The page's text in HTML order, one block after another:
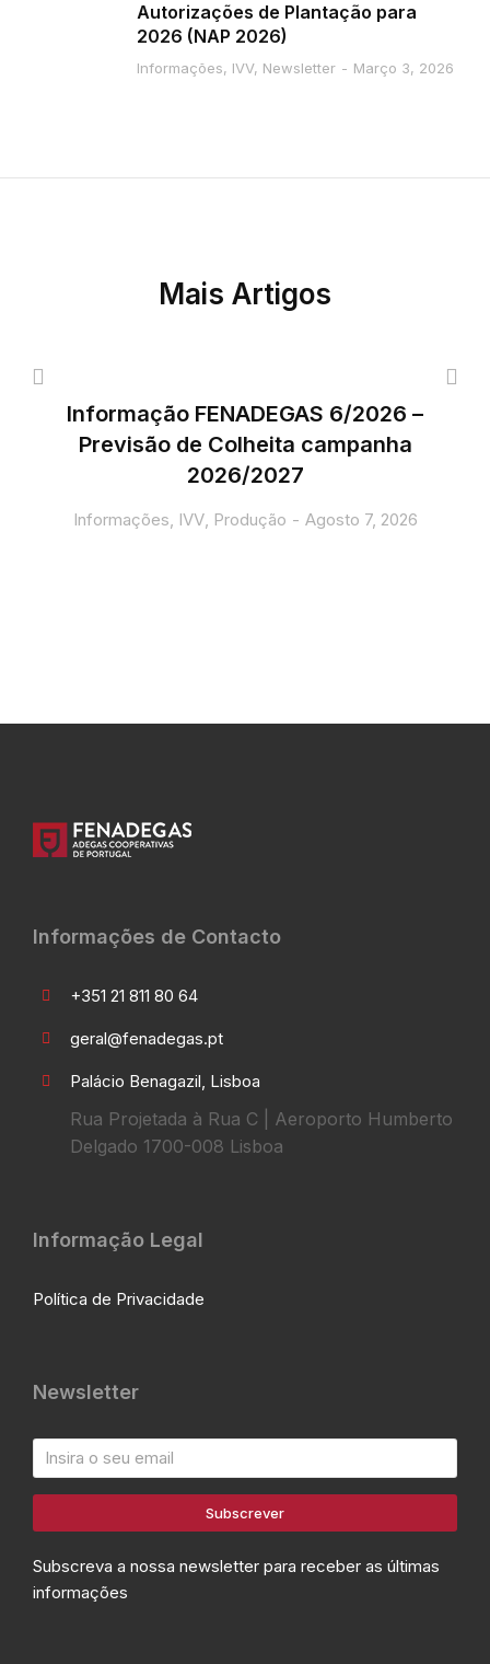
Autorizações de Plantação para
2026 (NAP 2026)
Informações, IVV, Newsletter Março 3, 2026
Mais Artigos
Informação FENADEGAS 6/2026 –
Previsão de Colheita campanha
2026/2027
Informações, IVV, Produção Agosto 7, 2026
Informações de Contacto
+351 21 811 80 64
geral@fenadegas.pt
Palácio Benagazil, Lisboa
Rua Projetada à Rua C | Aeroporto Humberto
Delgado 1700-008 Lisboa
Informação Legal
Política de Privacidade
Newsletter
Subscrever
Subscreva a nossa newsletter para receber as últimas
informações